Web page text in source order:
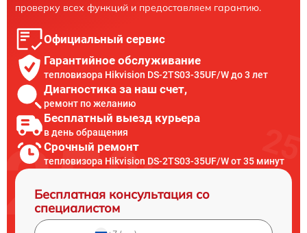
проверку всех функций и предоставляем гарантию.
Официальный сервис
Гарантийное обслуживание
тепловизора Hikvision DS-2TS03-35UF/W до 3 лет
Диагностика за наш счет,
ремонт по желанию
Бесплатный выезд курьера
в день обращения
Срочный ремонт
тепловизора Hikvision DS-2TS03-35UF/W от 35 минут
Бесплатная консультация со
специалистом